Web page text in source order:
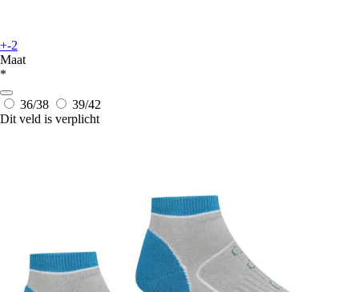
+-2
Maat
*
36/38
39/42
Dit veld is verplicht